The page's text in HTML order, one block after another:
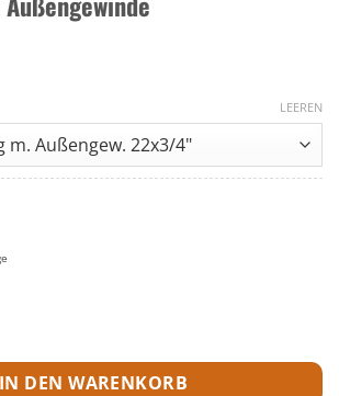
LEEREN
Menge
IN DEN WARENKORB